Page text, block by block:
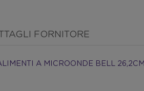
FORNITORE
A MICROONDE BELL 26,2CM